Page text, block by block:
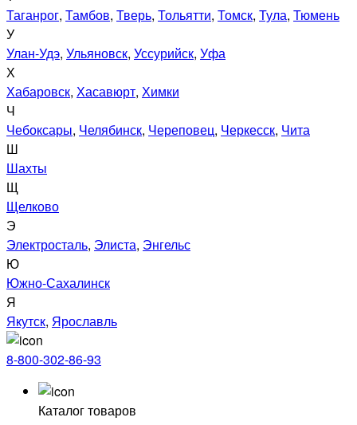
Таганрог, Тамбов, Тверь, Тольятти, Томск, Тула, Тюмень
У
Улан-Удэ, Ульяновск, Уссурийск, Уфа
Х
Хабаровск, Хасавюрт, Химки
Ч
Чебоксары, Челябинск, Череповец, Черкесск, Чита
Ш
Шахты
Щ
Щелково
Э
Электросталь, Элиста, Энгельс
Ю
Южно-Сахалинск
Я
Якутск, Ярославль
8-800-302-86-93
Каталог товаров